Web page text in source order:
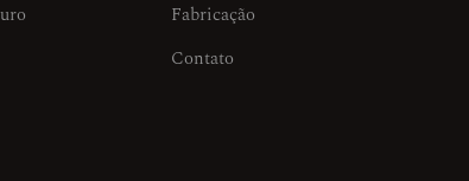
Fabricação
Contato